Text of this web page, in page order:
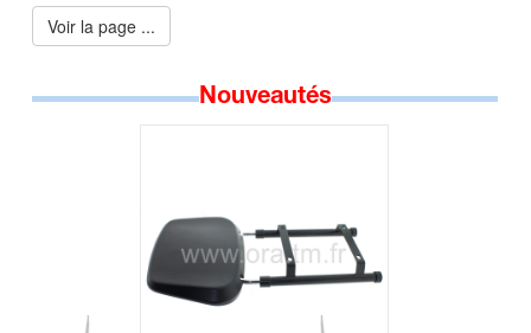
Voir la page ...
Nouveautés